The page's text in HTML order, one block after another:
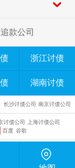
追款公司
浙江讨债
湖南讨债
​长沙讨债公司 南京讨债公司
讨债公司
上海讨债公司
百度 谷歌